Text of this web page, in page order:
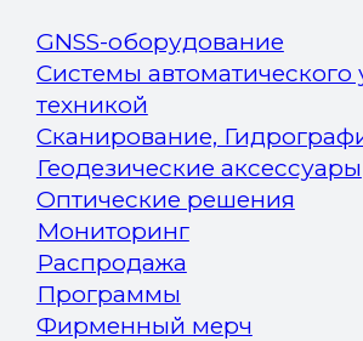
GNSS-оборудование
Системы автоматического
техникой
Сканирование,
Геодезические аксессуары
Оптические решения
Мониторинг
Распродажа
Программы
Фирменный мерч